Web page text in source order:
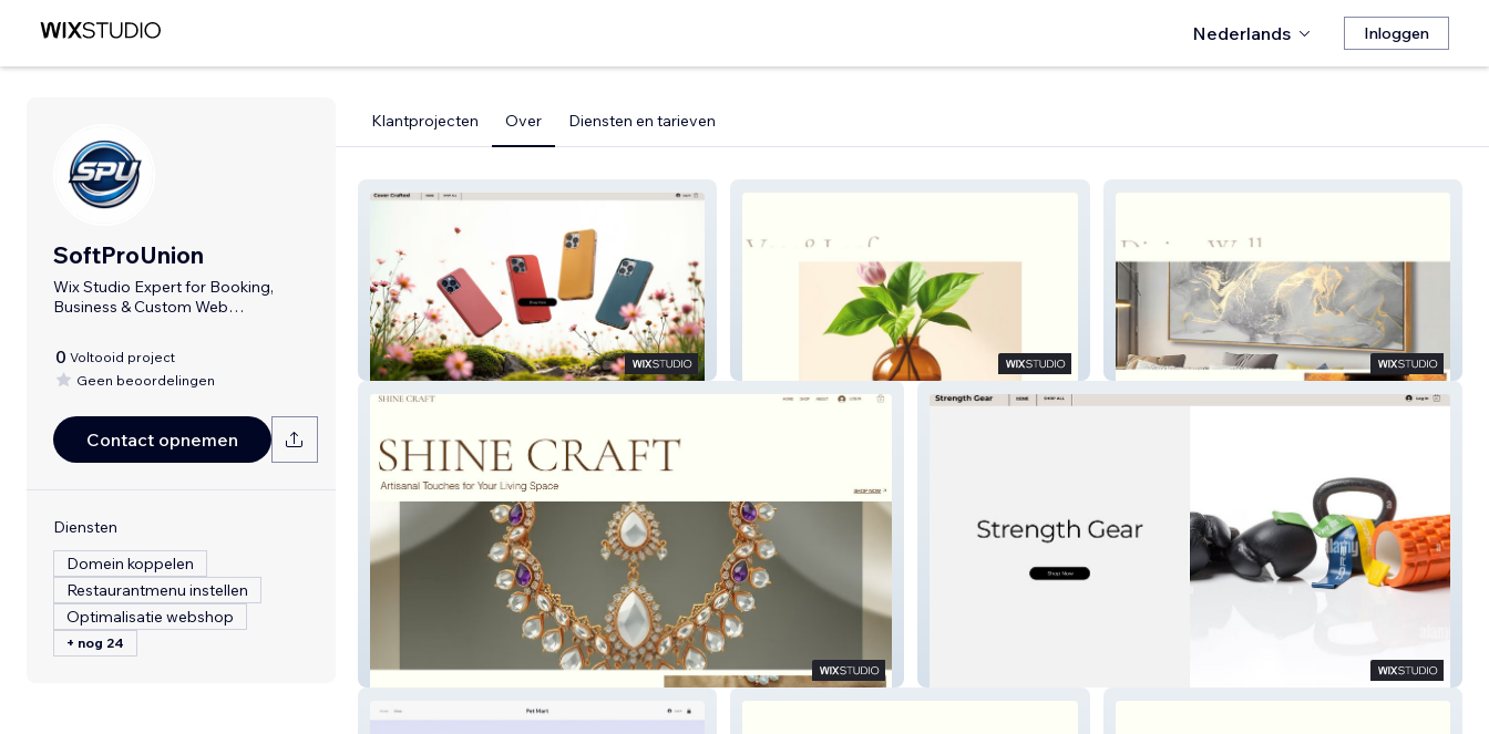
Nederlands Inloggen
SoftProUnion
Wix Studio Expert for Booking,
Business & Custom Web
0 Voltooid project
Geen beoordelingen
Contact opnemen
Diensten
Domein koppelen
Restaurantmenu instellen
Optimalisatie webshop
+ nog 24
Klantprojecten Over Diensten en tarieven
Cover Crafted Divine Wall Decor
Shine Craft Jewellery